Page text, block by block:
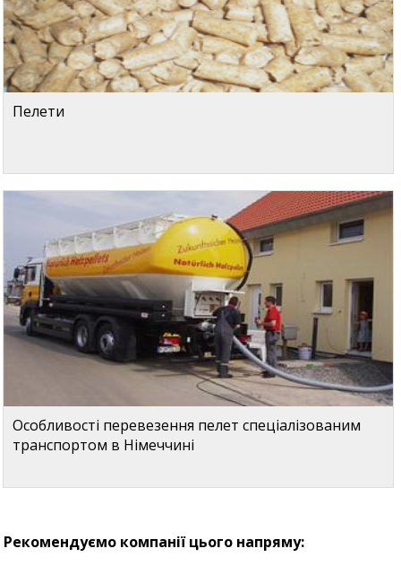
Пелети
Особливості перевезення пелет спеціалізованим
транспортом в Німеччині
Рекомендуємо компанії цього напряму: